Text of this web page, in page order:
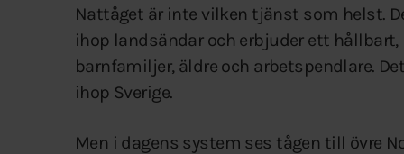
Nattåget är inte vilken tjänst som helst.
ihop landsändar och erbjuder ett
barnfamiljer, äldre och arbetspendlare.
ihop Sverige.
Men i dagens system ses tågen till övre